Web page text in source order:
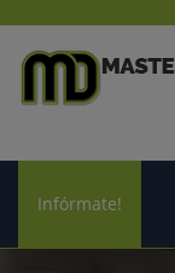
Infórmate!